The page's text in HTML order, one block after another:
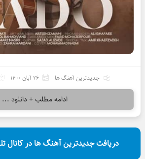
جدیدترین آهنگ ها 26 آبان 1400
ادامه مطلب + دانلود ...
دریافت جدیدترین آهنگ ها در کانال